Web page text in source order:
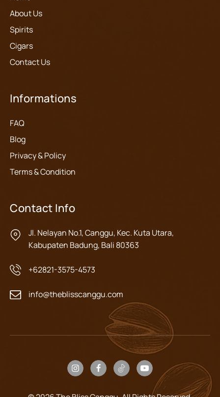
About Us
Spirits
Cigars
Contact Us
Informations
FAQ
Blog
Privacy & Policy
Terms & Condition
Contact Info
Jl. Nelayan No.1, Canggu, Kec. Kuta Utara,
Kabupaten Badung, Bali 80363
+62821-3575-4573
info@theblisscanggu.com